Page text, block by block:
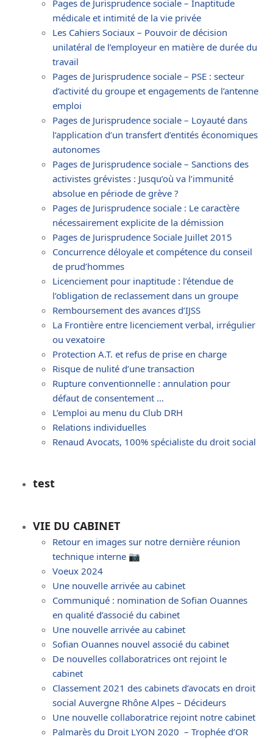
Pages de Jurisprudence sociale – Inaptitude
médicale et intimité de la vie privée
Les Cahiers Sociaux – Pouvoir de décision
unilatéral de l’employeur en matière de durée du
travail
Pages de Jurisprudence sociale – PSE : secteur
d’activité du groupe et engagements de l’antenne
emploi
Pages de Jurisprudence sociale – Loyauté dans
l’application d’un transfert d’entités économiques
autonomes
Pages de Jurisprudence sociale – Sanctions des
activistes grévistes : Jusqu’où va l’immunité
absolue en période de grève ?
Pages de Jurisprudence sociale : Le caractère
nécessairement explicite de la démission
Pages de Jurisprudence Sociale Juillet 2015
Concurrence déloyale et compétence du conseil
de prud’hommes
Licenciement pour inaptitude : l’étendue de
l’obligation de reclassement dans un groupe
Remboursement des avances d’IJSS
La Frontière entre licenciement verbal, irrégulier
ou vexatoire
Protection A.T. et refus de prise en charge
Risque de nulité d’une transaction
Rupture conventionnelle : annulation pour
défaut de consentement …
L’emploi au menu du Club DRH
Relations individuelles
Renaud Avocats, 100% spécialiste du droit social
test
VIE DU CABINET
Retour en images sur notre dernière réunion
technique interne 📷
Voeux 2024
Une nouvelle arrivée au cabinet
Communiqué : nomination de Sofian Ouannes
en qualité d’associé du cabinet
Une nouvelle arrivée au cabinet
Sofian Ouannes nouvel associé du cabinet
De nouvelles collaboratrices ont rejoint le
cabinet
Classement 2021 des cabinets d’avocats en droit
social Auvergne Rhône Alpes – Décideurs
Une nouvelle collaboratrice rejoint notre cabinet
Palmarès du Droit LYON 2020 – Trophée d’OR